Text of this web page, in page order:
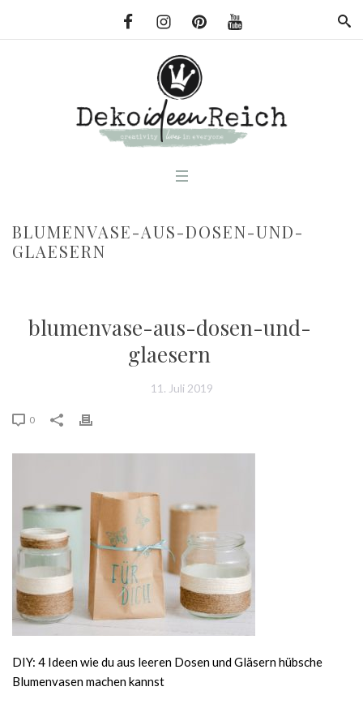
BLUMENVASE-AUS-DOSEN-UND-
GLAESERN
blumenvase-aus-dosen-und-
glaesern
11. Juli 2019
0
DIY: 4 Ideen wie du aus leeren Dosen und Gläsern hübsche
Blumenvasen machen kannst